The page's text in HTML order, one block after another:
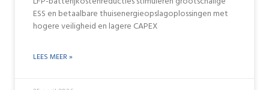
ESS en betaalbare thuisenergieopslagoplossingen met
hogere veiligheid en lagere CAPEX
LEES MEER »